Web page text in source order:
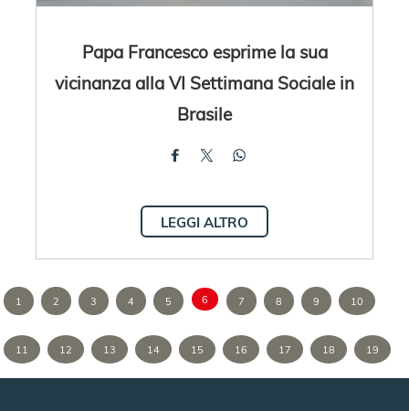
Papa Francesco esprime la sua
vicinanza alla VI Settimana Sociale in
Brasile
LEGGI ALTRO
1 2 3 4 5 6 7 8 9 10
11 12 13 14 15 16 17 18 19